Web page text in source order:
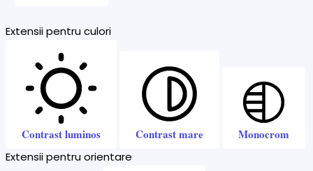
Extensii pentru culori
Contrast luminos Contrast mare Monocrom
Extensii pentru orientare